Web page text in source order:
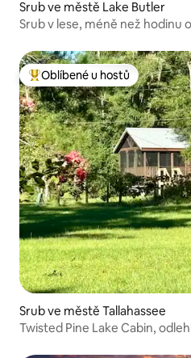
Srub ve městě Lake Butler
Srub v lese, méně než hodinu
Nejlepší v kategorii Oblíbené u
Oblíbené u hostů
Srub ve městě Tallahassee
Twisted Pine Lake Cabin,